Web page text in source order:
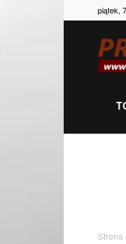
piątek,
Strona